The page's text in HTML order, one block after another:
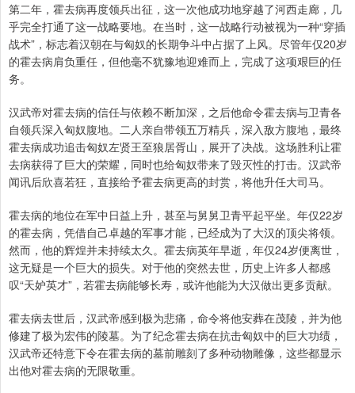
第二年，霍去病再度领兵出征，这一次他成功地穿越了河西走廊，几
乎完全打通了这一战略要地。在当时，这一战略行动被视为一种“穿插
战术”，标志着汉朝在与匈奴的长期争斗中占据了上风。尽管年仅20岁
的霍去病肩负重任，但他毫不犹豫地迎难而上，完成了这项艰巨的任
务。
汉武帝对霍去病的信任与依赖不断加深，之后他命令霍去病与卫青各
自领兵深入匈奴腹地。二人亲自带领五万精兵，深入敌方腹地，最终
霍去病成功追击匈奴左贤王至狼居胥山，展开了决战。这场胜利让霍
去病获得了巨大的荣耀，同时也给匈奴带来了毁灭性的打击。汉武帝
闻讯后欣喜若狂，直接给予霍去病更高的封赏，将他升任大司马。
霍去病的地位在军中日益上升，甚至与舅舅卫青平起平坐。年仅22岁
的霍去病，凭借自己卓越的军事才能，已经成为了大汉的顶尖将领。
然而，他的辉煌并未持续太久。霍去病英年早逝，年仅24岁便离世，
这无疑是一个巨大的损失。对于他的突然去世，历史上许多人都感
叹“天妒英才”，若霍去病能够长寿，或许他能为大汉做出更多贡献。
霍去病去世后，汉武帝感到极为悲痛，命令将他安葬在茂陵，并为他
修建了极为宏伟的陵墓。为了纪念霍去病在抗击匈奴中的巨大功绩，
汉武帝还特意下令在霍去病的墓前雕刻了多种动物雕像，这些都显示
出他对霍去病的无限敬重。